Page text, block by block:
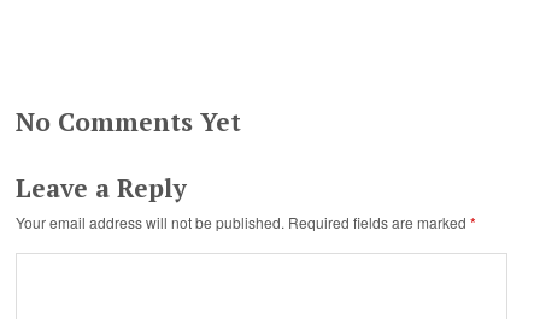
No Comments Yet
Leave a Reply
Your email address will not be published. Required fields are marked*